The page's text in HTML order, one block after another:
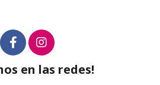
en las redes!